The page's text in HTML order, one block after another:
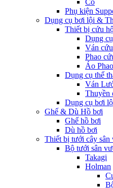
Co
Phụ kiện
Dụng cụ bơi lội &
Thiết bị cứu
Dụng
Ván
Phao
Áo Phao
Dụng cụ thể
Ván
Thuyền
Dụng cụ bơi
Ghế & Dù Hồ bơi
Ghế hồ bơi
Dù hồ bơi
Thiết bị tưới cây sân
Bộ tưới sân
Takagi
Holman